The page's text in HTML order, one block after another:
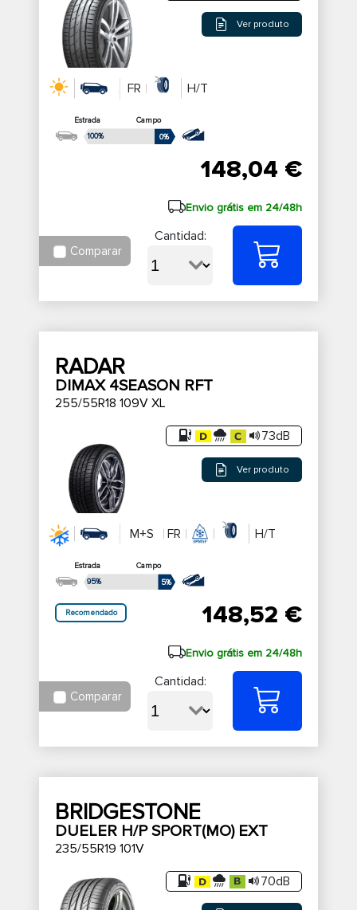
Ver produto
FR H/T
Estrada
Campo
100%
0%
148,04 €
Envio grátis em 24/48h
Comparar
Cantidad:
RADAR
DIMAX 4SEASON RFT
255/55R18 109V XL
73dB
Ver produto
M+S FR H/T
Estrada
Campo
95%
5%
Recomendado 148,52 €
Envio grátis em 24/48h
Comparar
Cantidad:
BRIDGESTONE
DUELER H/P SPORT(MO) EXT
235/55R19 101V
70dB